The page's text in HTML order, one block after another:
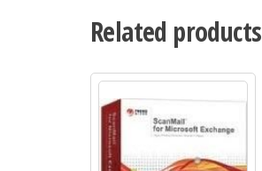
Related products